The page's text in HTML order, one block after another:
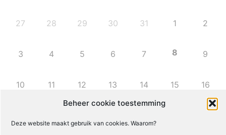
Beheer cookie toestemming
Deze website maakt gebruik van cookies. Waarom?
27 28 29 30 31 1 2
3 4 5 6 7 8 9
10 11 12 13 14 15 16